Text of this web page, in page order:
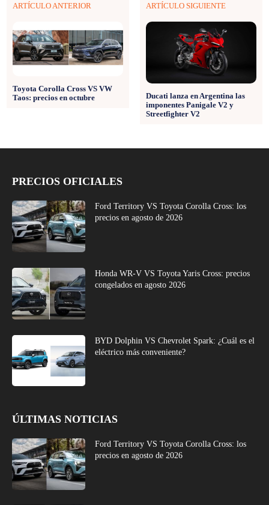
ARTÍCULO ANTERIOR
Toyota Corolla Cross VS VW
Taos: precios en octubre
ARTÍCULO SIGUIENTE
Ducati lanza en Argentina las
imponentes Panigale V2 y
Streetfighter V2
PRECIOS OFICIALES
Ford Territory VS Toyota Corolla Cross: los
precios en agosto de 2026
Honda WR-V VS Toyota Yaris Cross: precios
congelados en agosto 2026
BYD Dolphin VS Chevrolet Spark: ¿Cuál es el
eléctrico más conveniente?
ÚLTIMAS NOTICIAS
Ford Territory VS Toyota Corolla Cross: los
precios en agosto de 2026